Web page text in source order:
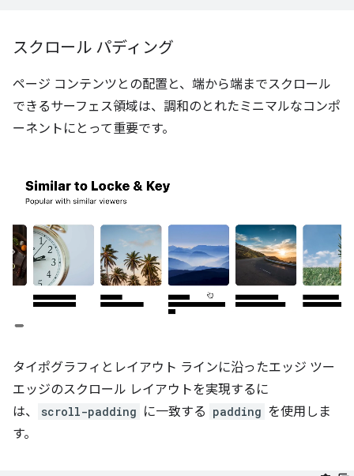
スクロール パディング
ページ コンテンツとの配置と、端から端までスクロール
できるサーフェス領域は、調和のとれたミニマルなコンポ
ーネントにとって重要です。
タイポグラフィとレイアウト ラインに沿ったエッジ ツー
エッジのスクロール レイアウトを実現するに
は、
scroll-padding に一致する padding を使用しま
す。